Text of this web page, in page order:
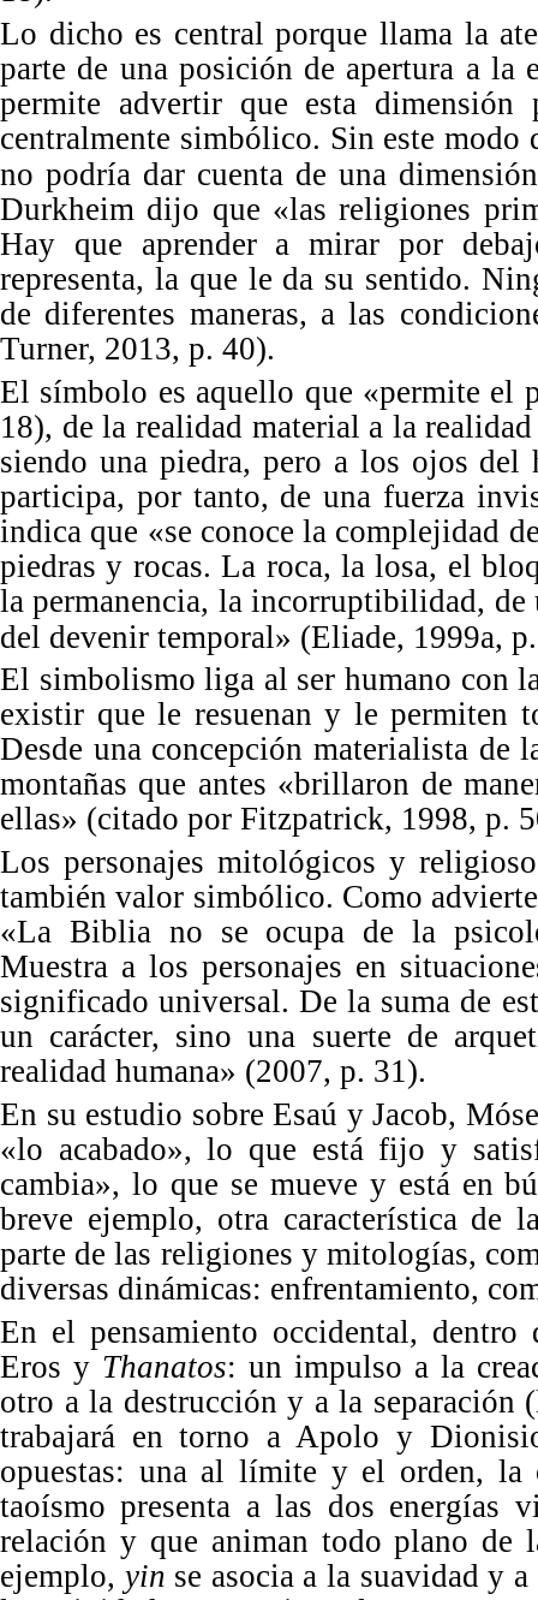
Lo dicho es central porque llama la
parte de una posición de apertura a
permite advertir que esta dimensión
centralmente simbólico. Sin este
no podría dar cuenta de una
Durkheim dijo que «las religiones
Hay que aprender a mirar por
representa, la que le da su sentido.
de diferentes maneras, a las
Turner, 2013, p. 40).
El símbolo es aquello que «permite el
18), de la realidad material a la
siendo una piedra, pero a los ojos del
participa, por tanto, de una fuerza
indica que «se conoce la complejidad
piedras y rocas. La roca, la losa, el
la permanencia, la incorruptibilidad,
del devenir temporal» (Eliade, 1999a,
El simbolismo liga al ser humano con
existir que le resuenan y le permiten
Desde una concepción materialista de
montañas que antes «brillaron de
ellas» (citado por Fitzpatrick, 1998, p.
Los personajes mitológicos y
también valor simbólico. Como
«La Biblia no se ocupa de la
Muestra a los personajes en
significado universal. De la suma de
un carácter, sino una suerte de
realidad humana» (2007, p. 31).
En su estudio sobre Esaú y Jacob,
«lo acabado», lo que está fijo y
cambia», lo que se mueve y está en
breve ejemplo, otra característica de
parte de las religiones y mitologías,
diversas dinámicas: enfrentamiento,
En el pensamiento occidental, dentro
Eros y Thanatos: un impulso a la
otro a la destrucción y a la separación
trabajará en torno a Apolo y
opuestas: una al límite y el orden,
taoísmo presenta a las dos energías
relación y que animan todo plano de
ejemplo, yin se asocia a la suavidad y